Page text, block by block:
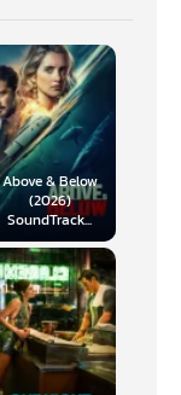
Above & Below
(2026)
SoundTrack...